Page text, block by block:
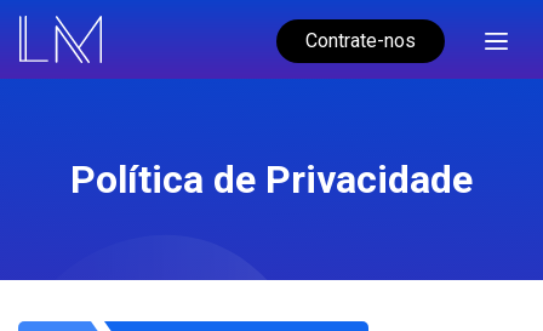
Contrate-nos
Política de Privacidade